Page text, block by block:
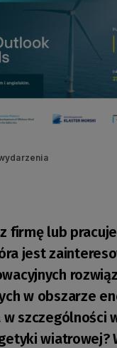
firmę lub
jest
w obszarze
w szczególności
wiatrowej?